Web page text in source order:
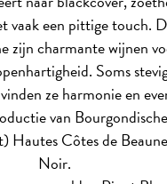
vaak een pittige touch.
zijn charmante wijnen
Soms
ze harmonie en
van
Hautes Côtes de
Noir.